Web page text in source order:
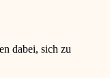
dabei, sich zu